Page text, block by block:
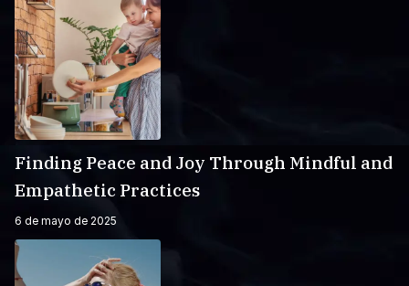
Finding Peace and Joy Through Mindful and
Empathetic Practices
6 de mayo de 2025